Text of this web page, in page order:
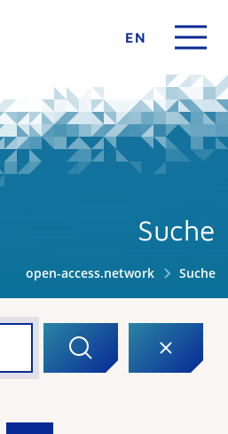
EN
Suche
open-access.network Suche